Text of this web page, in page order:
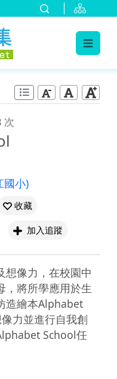
次
國小)
收藏
加入追蹤
想像力，在校園中
，將所學應用於生
造繪本Alphabet
力並進行自我創
School任